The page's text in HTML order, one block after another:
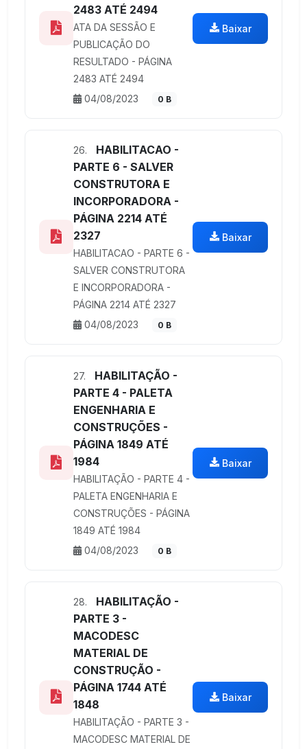
2483 ATÉ 2494
ATA DA SESSÃO E
PUBLICAÇÃO DO
RESULTADO - PÁGINA
2483 ATÉ 2494
04/08/2023
0 B
Baixar
26.
HABILITACAO -
PARTE 6 - SALVER
CONSTRUTORA E
INCORPORADORA -
PÁGINA 2214 ATÉ
2327
HABILITACAO - PARTE 6 -
SALVER CONSTRUTORA
E INCORPORADORA -
PÁGINA 2214 ATÉ 2327
04/08/2023
0 B
Baixar
27.
HABILITAÇÃO -
PARTE 4 - PALETA
ENGENHARIA E
CONSTRUÇÕES -
PÁGINA 1849 ATÉ
1984
HABILITAÇÃO - PARTE 4 -
PALETA ENGENHARIA E
CONSTRUÇÕES - PÁGINA
1849 ATÉ 1984
04/08/2023
0 B
Baixar
28.
HABILITAÇÃO -
PARTE 3 -
MACODESC
MATERIAL DE
CONSTRUÇÃO -
PÁGINA 1744 ATÉ
1848
HABILITAÇÃO - PARTE 3 -
MACODESC MATERIAL DE
Baixar